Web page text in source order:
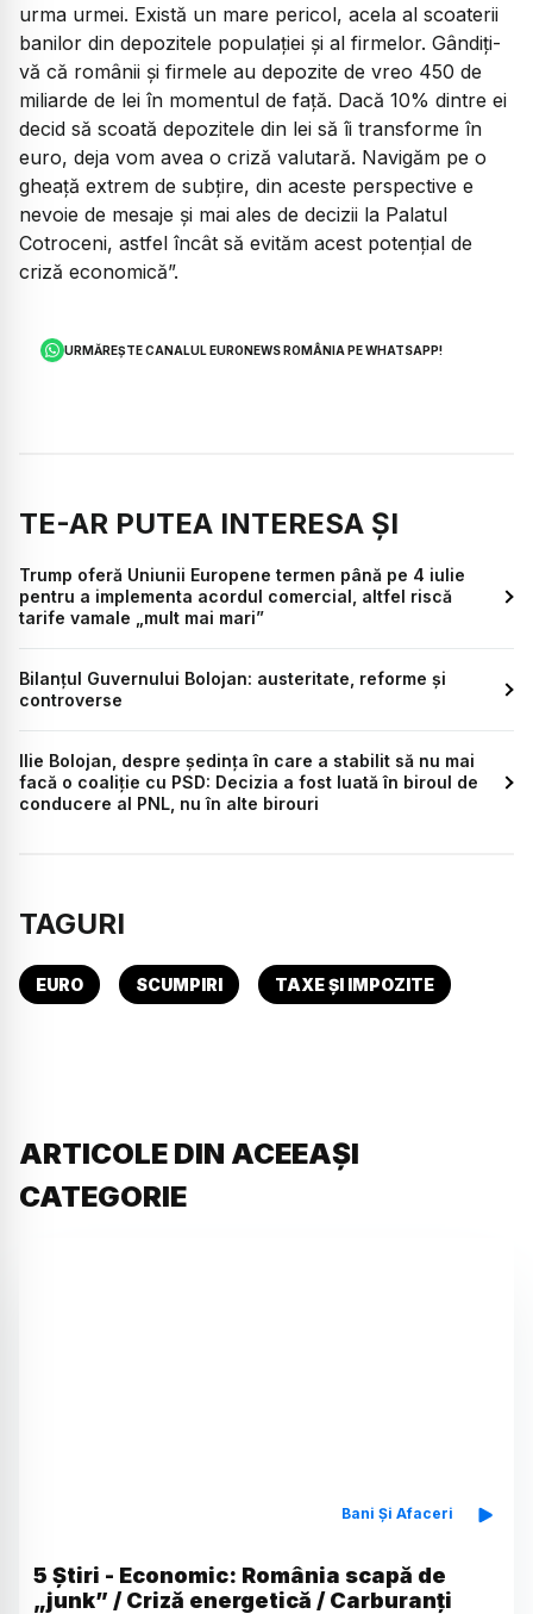
urma urmei. Există un mare pericol, acela al scoaterii
banilor din depozitele populației și al firmelor. Gândiți-
vă că românii și firmele au depozite de vreo 450 de
miliarde de lei în momentul de față. Dacă 10% dintre ei
decid să scoată depozitele din lei să îi transforme în
euro, deja vom avea o criză valutară. Navigăm pe o
gheață extrem de subțire, din aceste perspective e
nevoie de mesaje și mai ales de decizii la Palatul
Cotroceni, astfel încât să evităm acest potențial de
criză economică”.
URMĂREȘTE CANALUL EURONEWS ROMÂNIA PE WHATSAPP!
TE-AR PUTEA INTERESA ȘI
Trump oferă Uniunii Europene termen până pe 4 iulie
pentru a implementa acordul comercial, altfel riscă
tarife vamale „mult mai mari”
Bilanțul Guvernului Bolojan: austeritate, reforme și
controverse
Ilie Bolojan, despre ședința în care a stabilit să nu mai
facă o coaliție cu PSD: Decizia a fost luată în biroul de
conducere al PNL, nu în alte birouri
TAGURI
EURO SCUMPIRI TAXE ȘI IMPOZITE
ARTICOLE DIN ACEEAȘI
CATEGORIE
Bani Și Afaceri
5 Știri - Economic: România scapă de
„junk” / Criză energetică / Carburanți